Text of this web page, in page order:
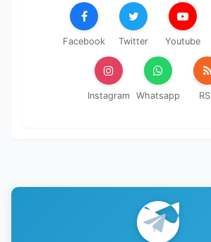
Facebook Twitter Youtube
Instagram Whatsapp